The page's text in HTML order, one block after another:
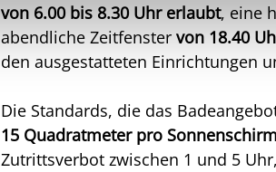
von 6.00 bis 8.30 Uhr erlaubt, eine
abendliche Zeitfenstervon 18.40
den ausgestatteten Einrichtungen
Die Standards, die das
15 Quadratmeter pro Sonnenschirm
Zutrittsverbot zwischen 1 und 5